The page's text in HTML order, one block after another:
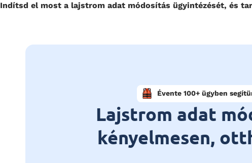
Indítsd el most a lajstrom adat módosítás ügyintézését, és
Évente 100+ ügyben
Lajstrom adat
kényelmesen,